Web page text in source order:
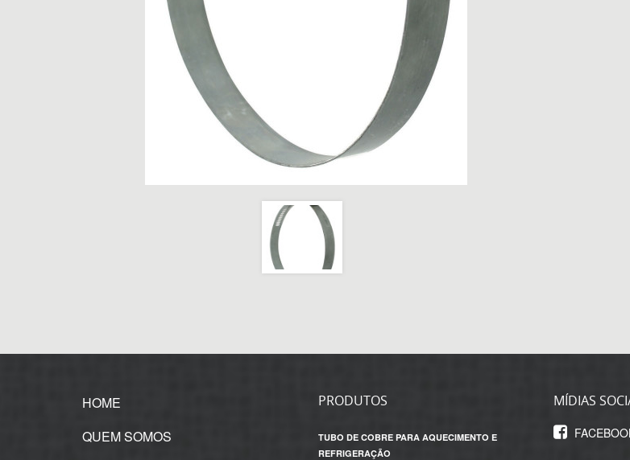
HOME
QUEM SOMOS
PRODUTOS
TUBO DE COBRE PARA AQUECIMENTO E
REFRIGERAÇÃO
MÍDIAS